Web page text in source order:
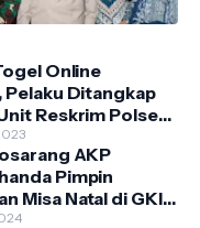
Online
Pelaku Ditangkap
Reskrim Polsek
Rumah
AKP
Pimpin
Misa Natal di GKI